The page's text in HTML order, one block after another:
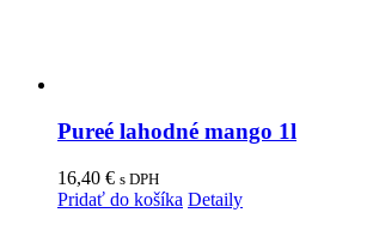
Pureé lahodné mango 1l
16,40 € s DPH
Pridať do košíka Detaily